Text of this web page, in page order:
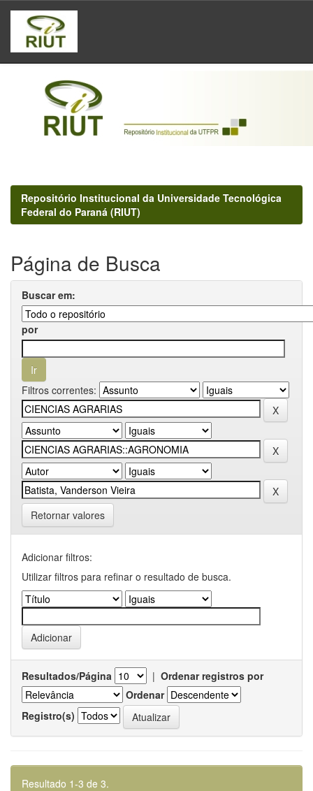
Skip
navigation
Repositório Institucional da Universidade Tecnológica
Federal do Paraná (RIUT)
Página de Busca
Buscar em:
por
Filtros correntes:
Retornar valores
Adicionar filtros:
Utilizar filtros para refinar o resultado de busca.
Resultados/Página | Ordenar registros por
Ordenar
Registro(s)
Resultado 1-3 de 3.